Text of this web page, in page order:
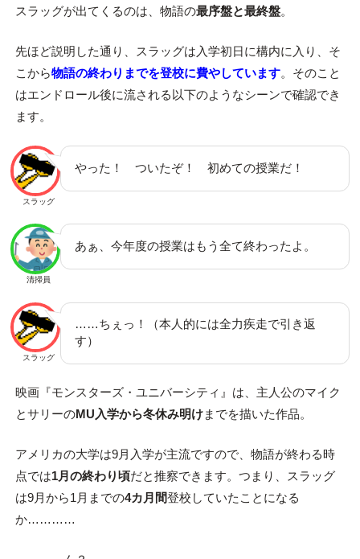
スラッグが出てくるのは、物語の最序盤と最終盤。
先ほど説明した通り、スラッグは入学初日に構内に入り、そ
こから物語の終わりまでを登校に費やしています。そのこと
はエンドロール後に流される以下のようなシーンで確認でき
ます。
スラッグ
やった！ ついたぞ！ 初めての授業だ！
清掃員
あぁ、今年度の授業はもう全て終わったよ。
スラッグ
……ちぇっ！（本人的には全力疾走で引き返
す）
映画『モンスターズ・ユニバーシティ』は、主人公のマイク
とサリーのMU入学から冬休み明けまでを描いた作品。
アメリカの大学は9月入学が主流ですので、物語が終わる時
点では1月の終わり頃だと推察できます。つまり、スラッグ
は9月から1月までの4カ月間登校していたことになる
か…………